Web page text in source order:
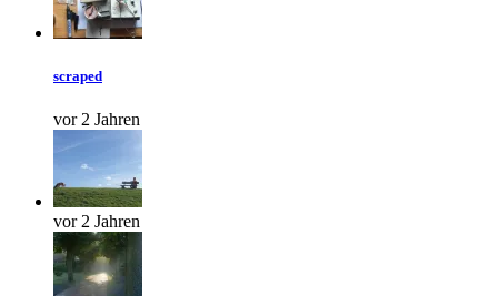
scraped
vor 2 Jahren
vor 2 Jahren